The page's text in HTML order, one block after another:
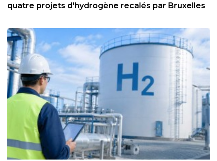
quatre projets d'hydrogène recalés par Bruxelles